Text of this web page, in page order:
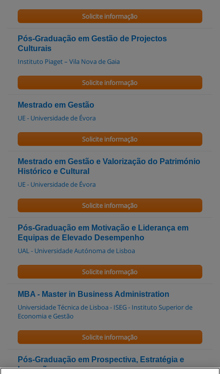
Solicite informação
Pós-Graduação em Gestão de Projectos
Culturais
Instituto Piaget – Vila Nova de Gaia
Solicite informação
Mestrado em Gestão
UE - Universidade de Évora
Solicite informação
Mestrado em Gestão e Valorização do Património
Histórico e Cultural
UE - Universidade de Évora
Solicite informação
Pós-Graduação em Motivação e Liderança em
Equipas de Elevado Desempenho
UAL - Universidade Autónoma de Lisboa
Solicite informação
MBA - Master in Business Administration
Universidade Técnica de Lisboa - ISEG - Instituto Superior de
Economia e Gestão
Solicite informação
Pós-Graduação em Prospectiva, Estratégia e
Inovação